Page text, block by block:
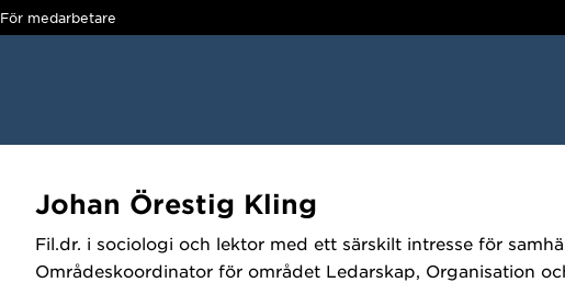
För medarbetare
Johan Örestig Kling
Fil.dr. i sociologi och lektor med ett särskilt intresse för
Områdeskoordinator för området Ledarskap, Organisation